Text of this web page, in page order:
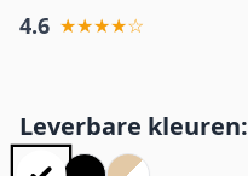
4.6 ★★★★☆
Leverbare kleuren: